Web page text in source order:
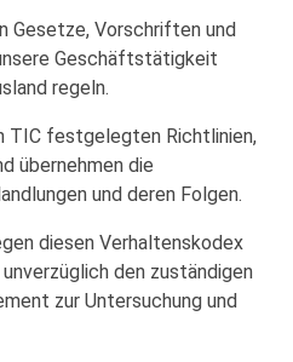
Gesetze, Vorschriften und
Geschäftstätigkeit
regeln.
TIC festgelegten Richtlinien,
übernehmen die
und deren Folgen.
diesen Verhaltenskodex
den zuständigen
zur Untersuchung und